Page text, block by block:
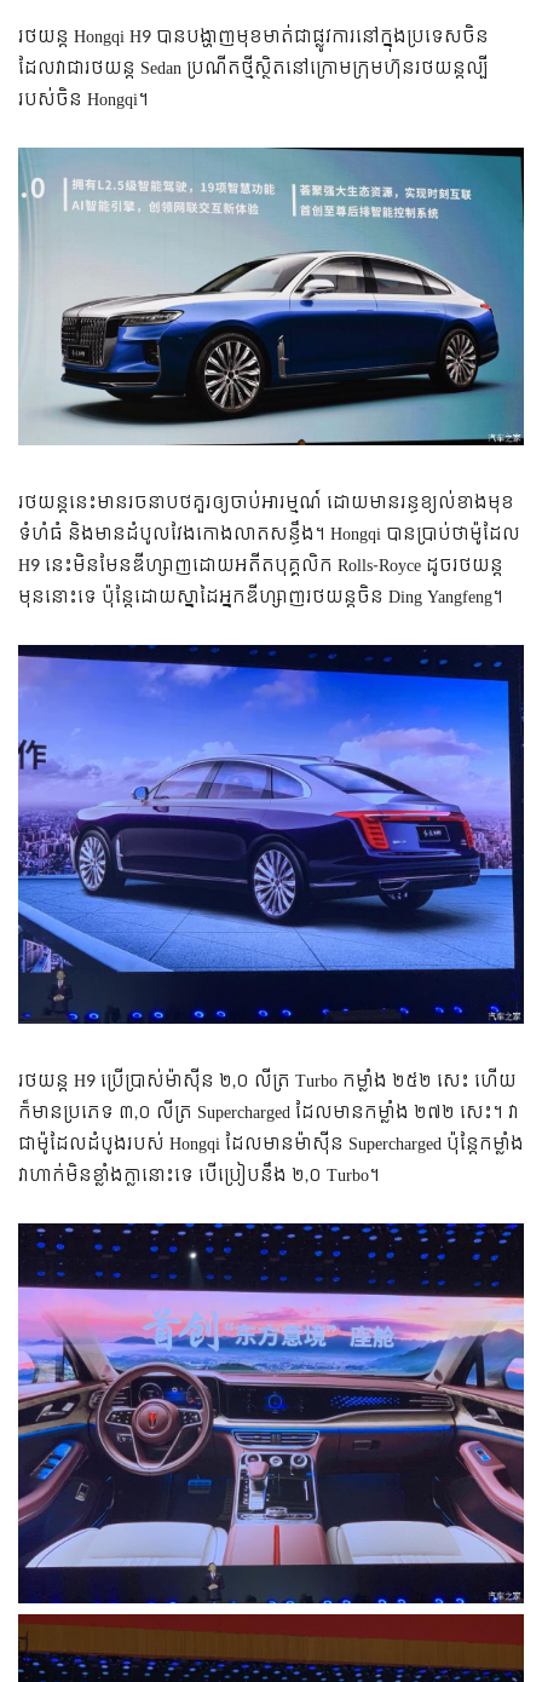
រថយន្ត​ Hongqi H9 បាន​បង្ហាញ​មុខ​មាត់​ជា​ផ្លូវ​ការ​នៅ​ក្នុង​ប្រទេស​ចិន
ដែល​វា​ជា​រថយន្ត​ Sedan ប្រណីត​​ថ្មី​ស្ថិត​នៅ​ក្រោម​ក្រុមហ៊ុន​រថយន្ត​ល្បី​
របស់​ចិន Hongqi។
រថយន្ត​នេះ​មាន​រចនាបថ​​គួរ​ឲ្យ​ចាប់​អារម្មណ៍ ដោយ​មាន​​រន្ធ​ខ្យល់​ខាង​មុខ​
ទំហំ​ធំ និង​មាន​ដំបូល​វែង​​កោង​​លាត​​សន្ធឹង។ Hongqi បាន​ប្រាប់​ថា​ម៉ូដែល
H9 នេះ​មិន​មែន​ឌីហ្សាញ​ដោយ​អតីត​បុគ្គលិក​ Rolls-Royce ដូច​រថយន្ត​
មុន​នោះ​ទេ ប៉ុន្តែ​ដោយ​ស្នាដៃ​អ្នក​ឌីហ្សាញ​រថយន្ត​ចិន​ Ding Yangfeng។
រថយន្ត H9 ប្រើ​ប្រាស់​ម៉ាស៊ីន​ ២,០ លីត្រ Turbo កម្លាំង ២៥២ សេះ ហើយ​
ក៏​មាន​ប្រភេទ ៣,០ លីត្រ Supercharged ដែល​មាន​កម្លាំង​ ២៧២ សេះ។ វា​
ជា​ម៉ូដែល​ដំបូង​របស់ Hongqi ​ដែល​មាន​ម៉ាស៊ីន Supercharged ប៉ុន្តែ​កម្លាំង​
វា​ហាក់​មិន​ខ្លាំង​ក្លា​នោះ​ទេ បើ​ប្រៀប​នឹង ២,០ Turbo។